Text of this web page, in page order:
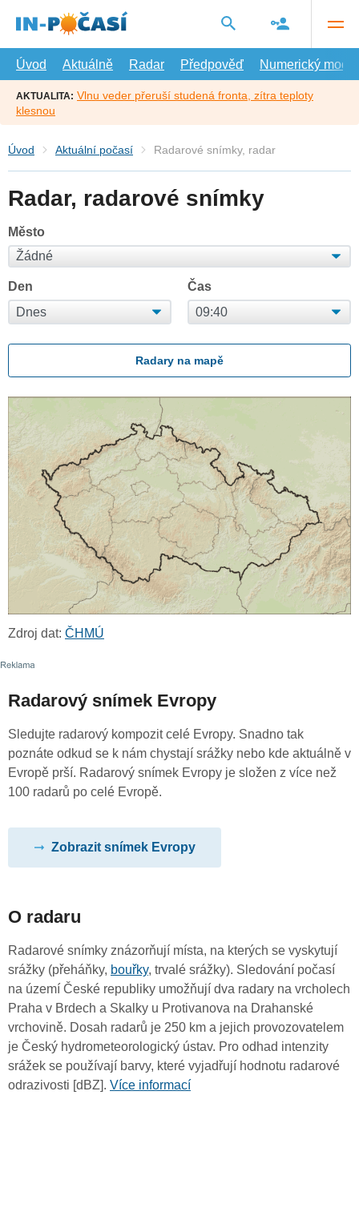
hlavní
Úvod
Aktuálně Radar Předpověď Numerický model
AKTUALITA: Vlnu veder přeruší studená fronta, zítra teploty
klesnou
Úvod Aktuální počasí Radarové snímky, radar
Radar, radarové snímky
Město
Den Čas
Radary na mapě
Zdroj dat: ČHMÚ
Radarový snímek Evropy
Sledujte radarový kompozit celé Evropy. Snadno tak
poznáte odkud se k nám chystají srážky nebo kde aktuálně v
Evropě prší. Radarový snímek Evropy je složen z více než
100 radarů po celé Evropě.
Zobrazit snímek Evropy
O radaru
Radarové snímky znázorňují místa, na kterých se vyskytují
srážky (přeháňky, bouřky, trvalé srážky). Sledování počasí
na území České republiky umožňují dva radary na vrcholech
Praha v Brdech a Skalky u Protivanova na Drahanské
vrchovině. Dosah radarů je 250 km a jejich provozovatelem
je Český hydrometeorologický ústav. Pro odhad intenzity
srážek se používají barvy, které vyjadřují hodnotu radarové
odrazivosti [dBZ]. Více informací